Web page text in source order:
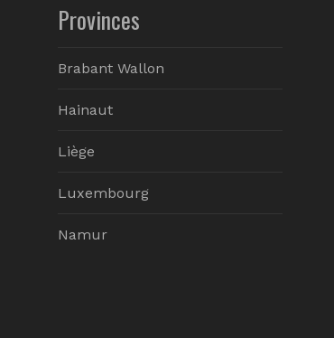
Provinces
Brabant Wallon
Hainaut
Liège
Luxembourg
Namur